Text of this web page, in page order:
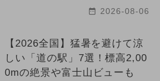
2026-08-06
【2026全国】猛暑を避けて涼
しい「道の駅」7選！標高2,00
0mの絶景や富士山ビューも